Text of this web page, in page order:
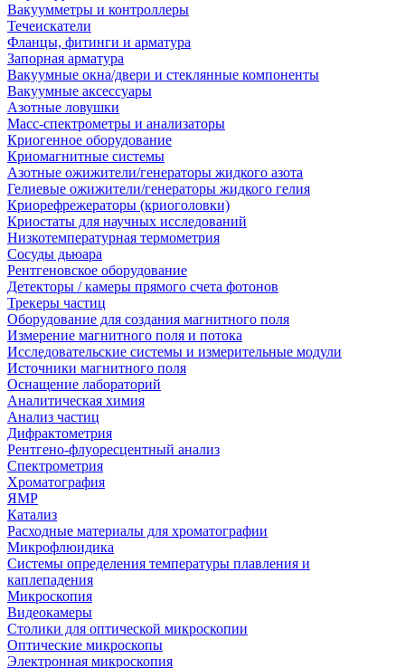
Вакуумметры и контроллеры
Течеискатели
Фланцы, фитинги и арматура
Запорная арматура
Вакуумные окна/двери и стеклянные компоненты
Вакуумные аксессуары
Азотные ловушки
Масс-спектрометры и анализаторы
Криогенное оборудование
Криомагнитные системы
Азотные ожижители/генераторы жидкого азота
Гелиевые ожижители/генераторы жидкого гелия
Криорефрежераторы (криоголовки)
Криостаты для научных исследований
Низкотемпературная термометрия
Сосуды дьюара
Рентгеновское оборудование
Детекторы / камеры прямого счета фотонов
Трекеры частиц
Оборудование для создания магнитного поля
Измерение магнитного поля и потока
Исследовательские системы и измерительные модули
Источники магнитного поля
Оснащение лабораторий
Аналитическая химия
Анализ частиц
Дифрактометрия
Рентгено-флуоресцентный анализ
Спектрометрия
Хроматография
ЯМР
Катализ
Расходные материалы для хроматографии
Микрофлюидика
Системы определения температуры плавления и
каплепадения
Микроскопия
Видеокамеры
Столики для оптической микроскопии
Оптические микроскопы
Электронная микроскопия